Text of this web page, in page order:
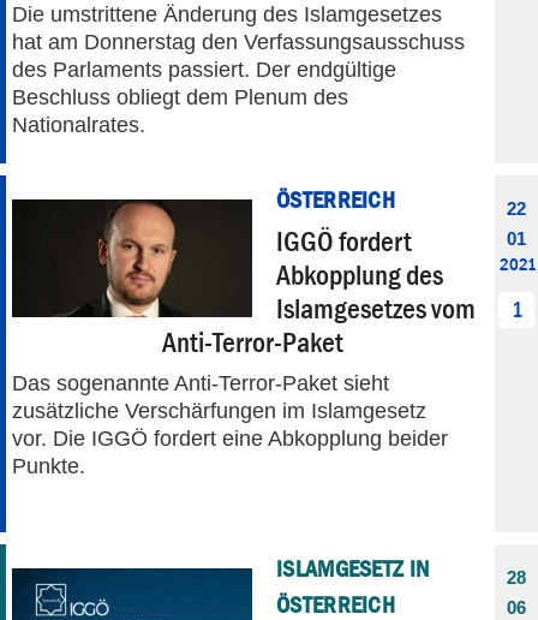
Die umstrittene Änderung des Islamgesetzes
hat am Donnerstag den Verfassungsausschuss
des Parlaments passiert. Der endgültige
Beschluss obliegt dem Plenum des
Nationalrates.
ÖSTERREICH
IGGÖ fordert
Abkopplung des
Islamgesetzes vom
Anti-Terror-Paket
Das sogenannte Anti-Terror-Paket sieht
zusätzliche Verschärfungen im Islamgesetz
vor. Die IGGÖ fordert eine Abkopplung beider
Punkte.
22
01
2021
1
ISLAMGESETZ IN
ÖSTERREICH
28
06